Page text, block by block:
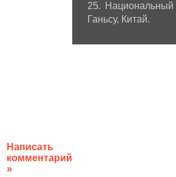
Написать
комментарий
»
25.
Ганьсу, Китай.